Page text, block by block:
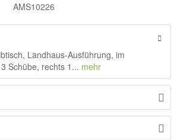
AMS10226
Landhaus-Ausführung, im
Schübe, rechts 1... mehr